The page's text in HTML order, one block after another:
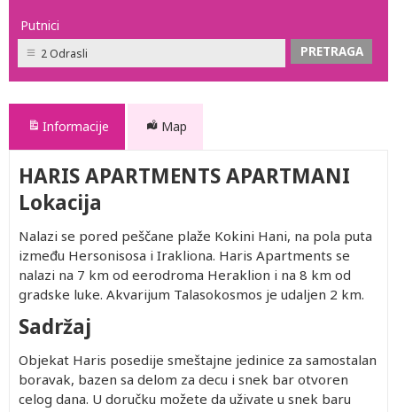
Putnici
2 Odrasli
Informacije Map
HARIS APARTMENTS APARTMANI
Lokacija
Nalazi se pored peščane plaže Kokini Hani, na pola puta
između Hersonisosa i Irakliona. Haris Apartments se
nalazi na 7 km od eerodroma Heraklion i na 8 km od
gradske luke. Akvarijum Talasokosmos je udaljen 2 km.
Sadržaj
Objekat Haris posedije smeštajne jedinice za samostalan
boravak, bazen sa delom za decu i snek bar otvoren
celog dana. U doručku možete da uživate u snek baru